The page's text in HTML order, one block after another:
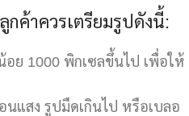
กค้าควรเตรียมรูปดังนี้:
อย 1000 พิกเซลขึ้นไป เพื่อให้
นแสง รูปมืดเกินไป หรือเบลอ